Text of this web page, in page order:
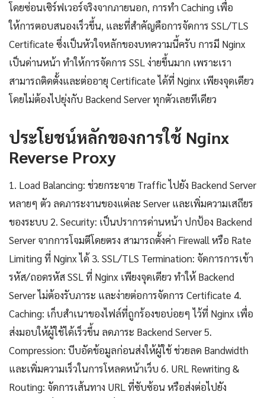
โดยซ่อนเซิร์ฟเวอร์จริงจากภายนอก, การทำ Caching เพื่อ
ให้การตอบสนองเร็วขึ้น, และที่สำคัญคือการจัดการ SSL/TLS
Certificate ซึ่งเป็นหัวใจหลักของบทความนี้ครับ การมี Nginx
เป็นด่านหน้า ทำให้การจัดการ SSL ง่ายขึ้นมาก เพราะเรา
สามารถติดตั้งและต่ออายุ Certificate ได้ที่ Nginx เพียงจุดเดียว
โดยไม่ต้องไปยุ่งกับ Backend Server ทุกตัวเลยทีเดียว
ประโยชน์หลักของการใช้ Nginx
Reverse Proxy
1. Load Balancing: ช่วยกระจาย Traffic ไปยัง Backend Server
หลายๆ ตัว ลดภาระงานของแต่ละ Server และเพิ่มความเสถียร
ของระบบ 2. Security: เป็นปราการด่านหน้า ปกป้อง Backend
Server จากการโจมตีโดยตรง สามารถตั้งค่า Firewall หรือ Rate
Limiting ที่ Nginx ได้ 3. SSL/TLS Termination: จัดการการเข้า
รหัส/ถอดรหัส SSL ที่ Nginx เพียงจุดเดียว ทำให้ Backend
Server ไม่ต้องรับภาระ และง่ายต่อการจัดการ Certificate 4.
Caching: เก็บสำเนาของไฟล์ที่ถูกร้องขอบ่อยๆ ไว้ที่ Nginx เพื่อ
ส่งมอบให้ผู้ใช้ได้เร็วขึ้น ลดภาระ Backend Server 5.
Compression: บีบอัดข้อมูลก่อนส่งให้ผู้ใช้ ช่วยลด Bandwidth
และเพิ่มความเร็วในการโหลดหน้าเว็บ 6. URL Rewriting &
Routing: จัดการเส้นทาง URL ที่ซับซ้อน หรือส่งต่อไปยัง